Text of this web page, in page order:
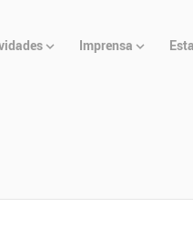
Imprensa